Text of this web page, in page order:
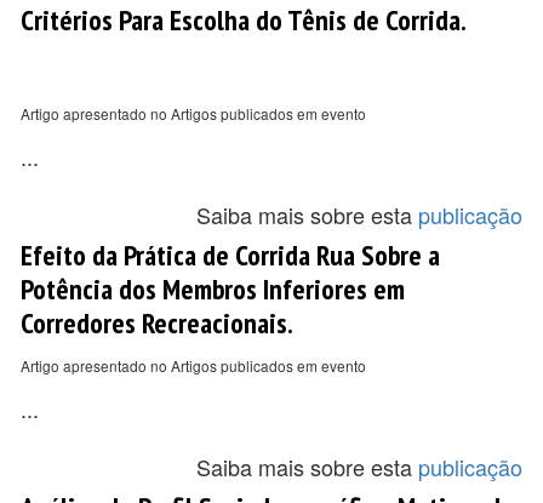
Critérios Para Escolha do Tênis de Corrida.
Artigo apresentado no Artigos publicados em evento
...
Saiba mais sobre esta publicação
Efeito da Prática de Corrida Rua Sobre a
Potência dos Membros Inferiores em
Corredores Recreacionais.
Artigo apresentado no Artigos publicados em evento
...
Saiba mais sobre esta publicação